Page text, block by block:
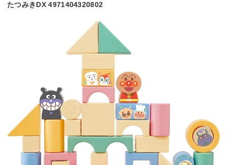
たつみきDX 4971404320802